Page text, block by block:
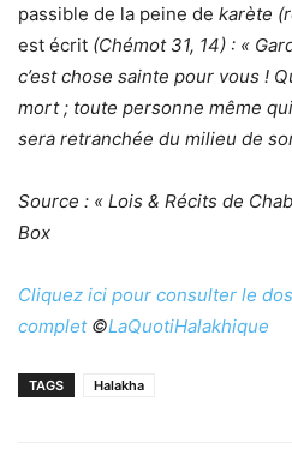
passible de la peine de karète
est écrit (Chémot 31, 14) : «
c’est chose sainte pour vous !
mort ; toute personne même
sera retranchée du milieu de
Source : « Lois & Récits de
Box
Cliquez ici pour consulter le
complet ©LaQuotiHalakhique
TAGS Halakha